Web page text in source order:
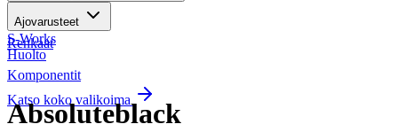
Renkaat
Komponentit
Katso koko valikoima
Ajovarusteet
S-Works
Huolto
Absoluteblack